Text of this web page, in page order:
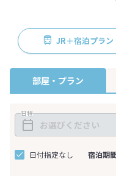
しを心よりお待ち申し上げます。
JR＋宿泊プラン
部屋・プラン
日程
日付指定なし 宿泊期